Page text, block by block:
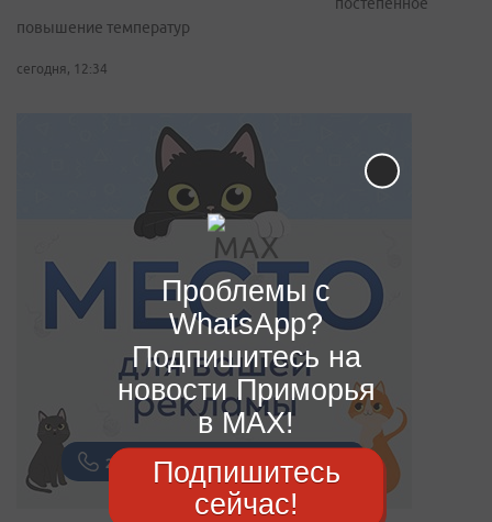
постепенное
повышение температур
сегодня, 12:34
Проблемы с
WhatsApp?
Подпишитесь на
новости Приморья
в MAX!
Подпишитесь
сейчас!